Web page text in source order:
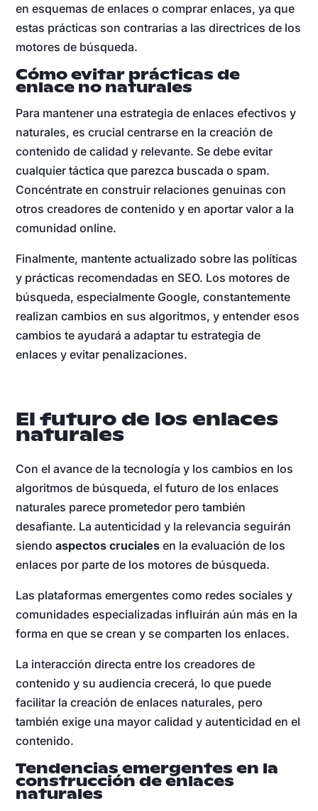
en esquemas de enlaces o comprar enlaces, ya que
estas prácticas son contrarias a las directrices de los
motores de búsqueda.
Cómo evitar prácticas de
enlace no naturales
Para mantener una estrategia de enlaces efectivos y
naturales, es crucial centrarse en la creación de
contenido de calidad y relevante. Se debe evitar
cualquier táctica que parezca buscada o spam.
Concéntrate en construir relaciones genuinas con
otros creadores de contenido y en aportar valor a la
comunidad online.
Finalmente, mantente actualizado sobre las políticas
y prácticas recomendadas en SEO. Los motores de
búsqueda, especialmente Google, constantemente
realizan cambios en sus algoritmos, y entender esos
cambios te ayudará a adaptar tu estrategia de
enlaces y evitar penalizaciones.
El futuro de los enlaces
naturales
Con el avance de la tecnología y los cambios en los
algoritmos de búsqueda, el futuro de los enlaces
naturales parece prometedor pero también
desafiante. La autenticidad y la relevancia seguirán
siendoaspectos cruciales en la evaluación de los
enlaces por parte de los motores de búsqueda.
Las plataformas emergentes como redes sociales y
comunidades especializadas influirán aún más en la
forma en que se crean y se comparten los enlaces.
La interacción directa entre los creadores de
contenido y su audiencia crecerá, lo que puede
facilitar la creación de enlaces naturales, pero
también exige una mayor calidad y autenticidad en el
contenido.
Tendencias emergentes en la
construcción de enlaces
naturales